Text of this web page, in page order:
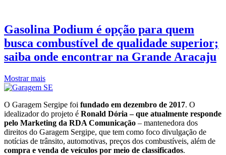
Gasolina Podium é opção para quem
busca combustível de qualidade superior;
saiba onde encontrar na Grande Aracaju
Mostrar mais
O Garagem Sergipe foi fundado em dezembro de 2017. O
idealizador do projeto é Ronald Dória – que atualmente responde
pelo Marketing da RDA Comunicação – mantenedora dos
direitos do Garagem Sergipe, que tem como foco divulgação de
notícias de trânsito, automotivas, preços dos combustíveis, além de
compra e venda de veículos por meio de classificados.